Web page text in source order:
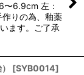
〜6.9cm 左：
りの為、釉薬
ます。ご了承
[SYB0014]